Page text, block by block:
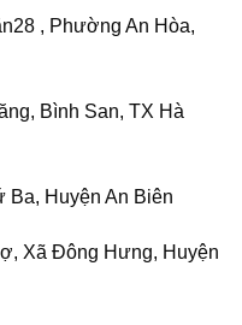
, Phường An Hòa,
Bình San, TX Hà
Ba, Huyện An Biên
Xã Đông Hưng, Huyện